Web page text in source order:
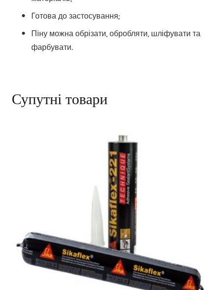
Готова до застосування;
Піну можна обрізати, обробляти, шліфувати та
фарбувати.
Супутні товари